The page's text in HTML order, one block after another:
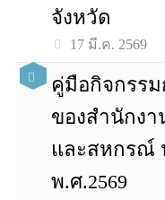
จังหวัด
17 มี.ค. 2569
คู่มือกิจกรร
ของสำนักงา
และสหกรณ์
พ.ศ.2569